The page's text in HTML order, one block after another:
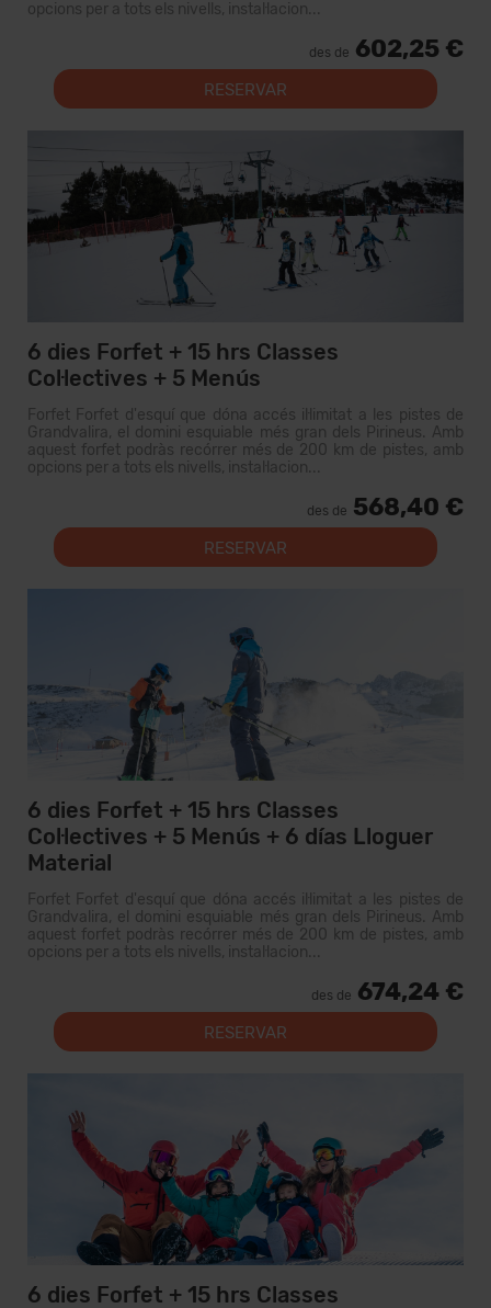
opcions per a tots els nivells, instal·lacion...
des de 602,25 €
RESERVAR
6 dies Forfet + 15 hrs Classes
Col·lectives + 5 Menús
Forfet Forfet d'esquí que dóna accés il·limitat a les pistes de
Grandvalira, el domini esquiable més gran dels Pirineus. Amb
aquest forfet podràs recórrer més de 200 km de pistes, amb
opcions per a tots els nivells, instal·lacion...
des de 568,40 €
RESERVAR
6 dies Forfet + 15 hrs Classes
Col·lectives + 5 Menús + 6 días Lloguer
Material
Forfet Forfet d'esquí que dóna accés il·limitat a les pistes de
Grandvalira, el domini esquiable més gran dels Pirineus. Amb
aquest forfet podràs recórrer més de 200 km de pistes, amb
opcions per a tots els nivells, instal·lacion...
des de 674,24 €
RESERVAR
6 dies Forfet + 15 hrs Classes